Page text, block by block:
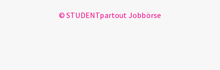
© STUDENTpartout Jobbörse